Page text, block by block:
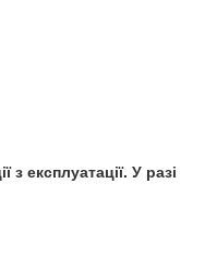
експлуатації. У разі